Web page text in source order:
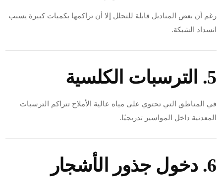
رغم أن بعض المناديل قابلة للتحلل إلا أن تراكمها بكميات كبيرة يسبب
انسداد الشبكة.
5. الترسبات الكلسية
في المناطق التي تحتوي على مياه عالية الأملاح تتراكم الترسبات
المعدنية داخل المواسير تدريجيًا.
6. دخول جذور الأشجار